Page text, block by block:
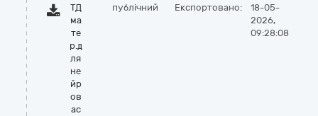
ТД
ма
те
р.д
ля
не
йр
ов
ас
публічний Експортовано:
18-05-
2026,
09:28:08